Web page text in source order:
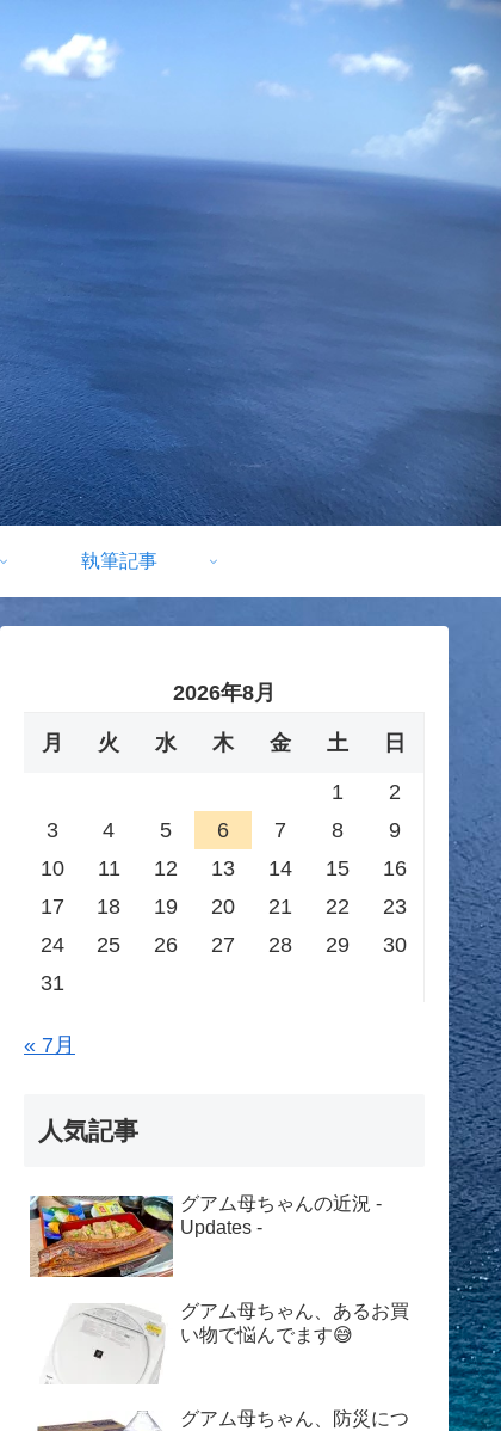
執筆記事
2026年8月
月 火 水 木 金 土 日
1
2
3
4 5 6 7 8
9
10
11 12 13 14 15
16
17
18 19 20 21 22
23
24
25 26 27 28 29
30
31
« 7月
人気記事
グアム母ちゃんの近況 -
Updates -
グアム母ちゃん、あるお買
い物で悩んでます😅
グアム母ちゃん、防災につ